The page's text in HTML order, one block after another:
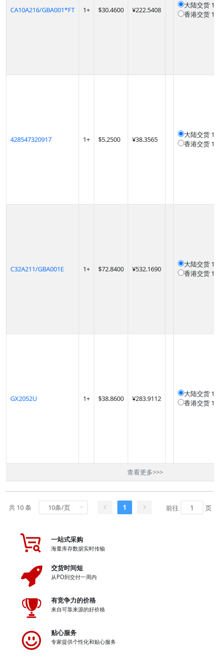
CA10A216/GBA001*FT 1+ $30.4600 ¥222.5408
大陆交货
香港交货
428547320917 1+ $5.2500 ¥38.3565
大陆交货
香港交货
C32A211/GBA001E 1+ $72.8400 ¥532.1690
大陆交货
香港交货
GX2052U 1+ $38.8600 ¥283.9112
大陆交货
香港交货
查看更多>>>
共 10 条 1 前往 页
一站式采购
海量库存数据实时传输
交货时间短
从PO到交付一周内
有竞争力的价格
来自可靠来源的好价格
贴心服务
专家提供个性化和贴心服务